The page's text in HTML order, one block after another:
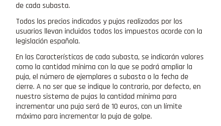
de cada subasta.
Todos los precios indicados y pujas realizadas por los
usuarios llevan incluidos todos los impuestos acorde con la
legislación española.
En las Características de cada subasta, se indicarán valores
como la cantidad mínima con la que se podrá ampliar la
puja, el número de ejemplares a subasta o la fecha de
cierre. A no ser que se indique lo contrario, por defecto, en
nuestro sistema de pujas la cantidad mínima para
incrementar una puja será de 10 euros, con un límite
máximo para incrementar la puja de golpe.